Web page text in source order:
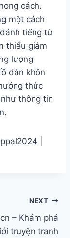
cách.
một cách
tiếng từ
thiểu giảm
lượng
dân khôn
thức
thông tin
|
NEXT
– Khám phá
truyện tranh